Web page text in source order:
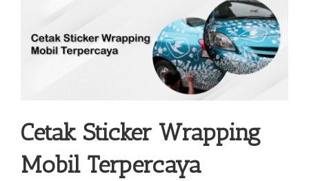
Cetak Sticker Wrapping
Mobil Terpercaya